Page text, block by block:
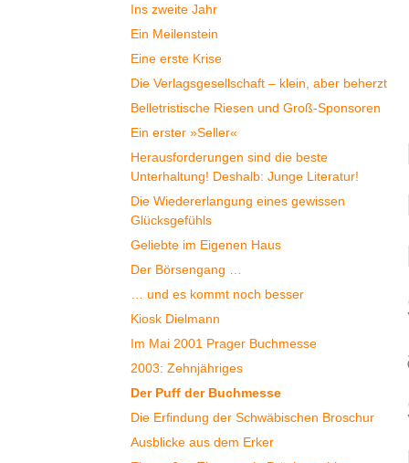
Ins zweite Jahr
Ein Meilenstein
Eine erste Krise
Die Verlagsgesellschaft – klein, aber beherzt
Belletristische Riesen und Groß-Sponsoren
Ein erster »Seller«
Herausforderungen sind die beste
Unterhaltung! Deshalb: Junge Literatur!
Die Wiedererlangung eines gewissen
Glücksgefühls
Geliebte im Eigenen Haus
Der Börsengang …
… und es kommt noch besser
Kiosk Dielmann
Im Mai 2001 Prager Buchmesse
2003: Zehnjähriges
Der Puff der Buchmesse
Die Erfindung der Schwäbischen Broschur
Ausblicke aus dem Erker